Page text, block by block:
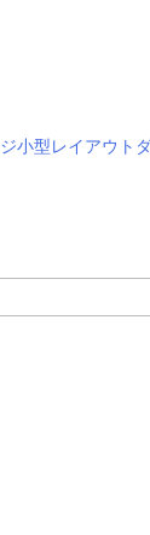
小型レイアウト